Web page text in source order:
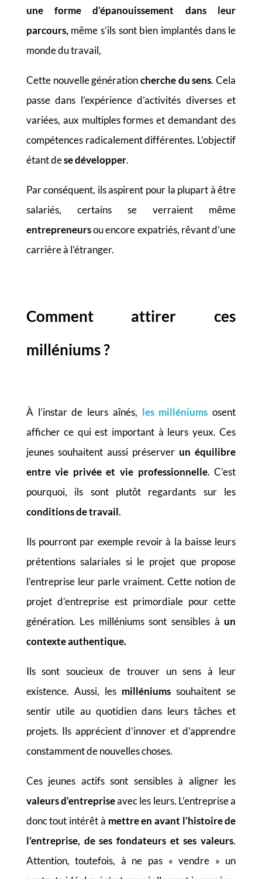
une forme d’épanouissement dans leur
parcours, même s’ils sont bien implantés dans le
monde du travail,
Cette nouvelle générationcherche du sens. Cela
passe dans l’expérience d’activités diverses et
variées, aux multiples formes et demandant des
compétences radicalement différentes. L’objectif
étant dese développer.
Par conséquent, ils aspirent pour la plupart à être
salariés, certains se verraient même
entrepreneursou encore expatriés, rêvant d’une
carrière à l’étranger.
Comment attirer ces
milléniums?
À l’instar de leurs aînés, les milléniums osent
afficher ce qui est important à leurs yeux. Ces
jeunes souhaitent aussi préserver un équilibre
entre vie privée et vie professionnelle. C’est
pourquoi, ils sont plutôt regardants sur les
conditions de travail.
Ils pourront par exemple revoir à la baisse leurs
prétentions salariales si le projet que propose
l’entreprise leur parle vraiment. Cette notion de
projet d’entreprise est primordiale pour cette
génération. Les milléniums sont sensibles à un
contexte authentique.
Ils sont soucieux de trouver un sens à leur
existence. Aussi, les milléniumssouhaitent se
sentir utile au quotidien dans leurs tâches et
projets. Ils apprécient d’innover et d’apprendre
constamment de nouvelles choses.
Ces jeunes actifs sont sensibles à aligner les
valeurs d’entrepriseavec les leurs. L’entreprise a
donc tout intérêt à mettre en avant l’histoire de
l’entreprise, de ses fondateurs et ses valeurs.
Attention, toutefois, à ne pas « vendre » un